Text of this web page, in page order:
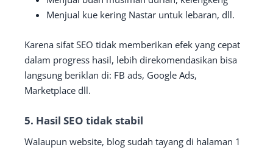
Menjual kue kering Nastar untuk lebaran, dll.
Karena sifat SEO tidak memberikan efek yang cepat
dalam progress hasil, lebih direkomendasikan bisa
langsung beriklan di: FB ads, Google Ads,
Marketplace dll.
5. Hasil SEO tidak stabil
Walaupun website, blog sudah tayang di halaman 1